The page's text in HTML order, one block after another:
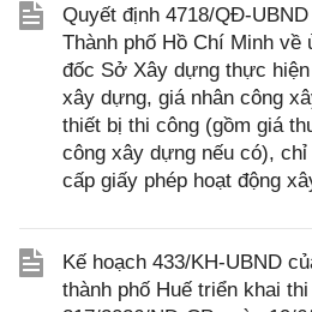
Quyết định 4718/QĐ-
Thành phố Hồ Chí Minh về
đốc Sở Xây dựng thực
xây dựng, giá nhân công
thiết bị thi công (gồm giá
công xây dựng nếu có),
cấp giấy phép hoạt động
Kế hoạch 433/KH-UBND
thành phố Huế triển khai